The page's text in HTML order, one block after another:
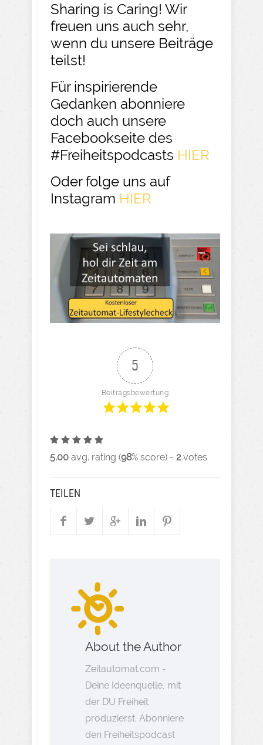
Sharing is Caring! Wir
freuen uns auch sehr,
wenn du unsere Beiträge
teilst!
Für inspirierende
Gedanken abonniere
doch auch unsere
Facebookseite des
#Freiheitspodcasts HIER
Oder folge uns auf
Instagram HIER
5
Beitragsbewertung
5.00 avg. rating (98% score) - 2votes
TEILEN
About the Author
Zeitautomat.com -
Deine Ideenquelle, mit
der DU Freiheit
produzierst. Abonniere
den Freiheitspodcast